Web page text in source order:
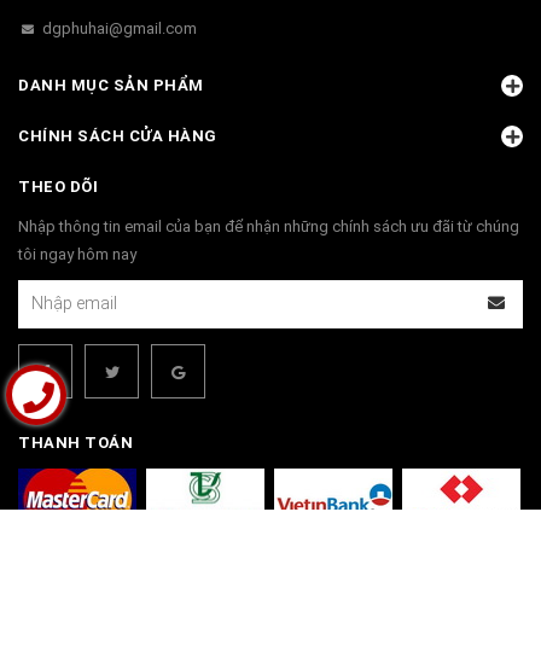
dgphuhai@gmail.com
DANH MỤC SẢN PHẨM
CHÍNH SÁCH CỬA HÀNG
THEO DÕI
Nhập thông tin email của bạn để nhận những chính sách ưu đãi từ chúng
tôi ngay hôm nay
THANH TOÁN